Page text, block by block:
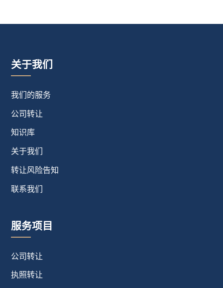
关于我们
我们的服务
公司转让
知识库
关于我们
转让风险告知
联系我们
服务项目
公司转让
执照转让